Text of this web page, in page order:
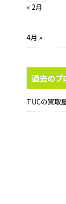
« 2月
4月 »
過去のブ
TUCの買取